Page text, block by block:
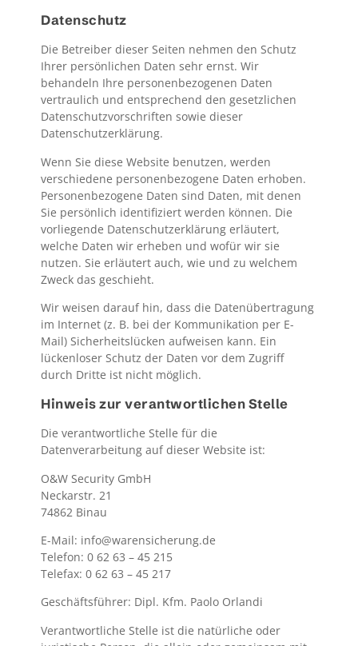
Datenschutz
Die Betreiber dieser Seiten nehmen den Schutz
Ihrer persönlichen Daten sehr ernst. Wir
behandeln Ihre personenbezogenen Daten
vertraulich und entsprechend den gesetzlichen
Datenschutzvorschriften sowie dieser
Datenschutzerklärung.
Wenn Sie diese Website benutzen, werden
verschiedene personenbezogene Daten erhoben.
Personenbezogene Daten sind Daten, mit denen
Sie persönlich identifiziert werden können. Die
vorliegende Datenschutzerklärung erläutert,
welche Daten wir erheben und wofür wir sie
nutzen. Sie erläutert auch, wie und zu welchem
Zweck das geschieht.
Wir weisen darauf hin, dass die Datenübertragung
im Internet (z. B. bei der Kommunikation per E-
Mail) Sicherheitslücken aufweisen kann. Ein
lückenloser Schutz der Daten vor dem Zugriff
durch Dritte ist nicht möglich.
Hinweis zur verantwortlichen Stelle
Die verantwortliche Stelle für die
Datenverarbeitung auf dieser Website ist:
O&W Security GmbH
Neckarstr. 21
74862 Binau
E-Mail: info@warensicherung.de
Telefon: 0 62 63 – 45 215
Telefax: 0 62 63 – 45 217
Geschäftsführer: Dipl. Kfm. Paolo Orlandi
Verantwortliche Stelle ist die natürliche oder